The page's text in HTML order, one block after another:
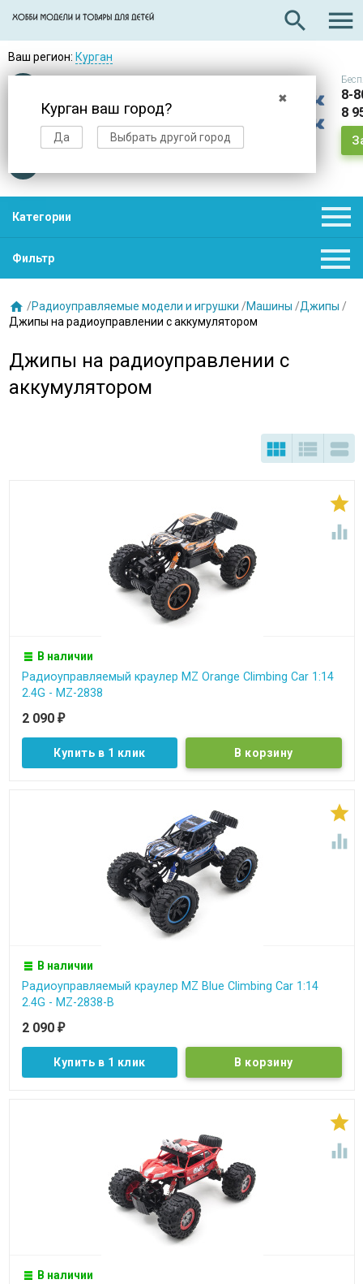
search 
Ваш регион: Курган
✖
Курган ваш город?
Да Выбрать другой город
Доставкав день заказа
8-
8
Категории 
Фильтр 
 /Радиоуправляемые модели и игрушки /Машины /Джипы /
Джипы на радиоуправлении с аккумулятором
Джипы на радиоуправлении с
аккумулятором
  


В наличии
Радиоуправляемый краулер MZ Orange Climbing Car 1:14
2.4G - MZ-2838
2 090 ₽
Купить в 1 клик


В наличии
Радиоуправляемый краулер MZ Blue Climbing Car 1:14
2.4G - MZ-2838-B
2 090 ₽
Купить в 1 клик


В наличии